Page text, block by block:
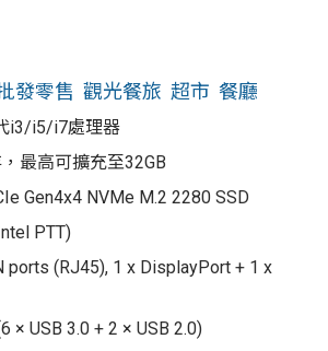
發零售 觀光餐旅 超市 餐廳
i3/i5/i7處理器
最高可擴充至32GB
Gen4x4 NVMe M.2 2280 SSD
PTT)
ports (RJ45), 1 x DisplayPort + 1 x
× USB 3.0 + 2 × USB 2.0)